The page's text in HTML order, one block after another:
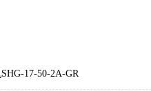
17-50-2A-GR